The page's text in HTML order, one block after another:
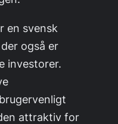
en svensk
også er
investorer.
attraktiv for